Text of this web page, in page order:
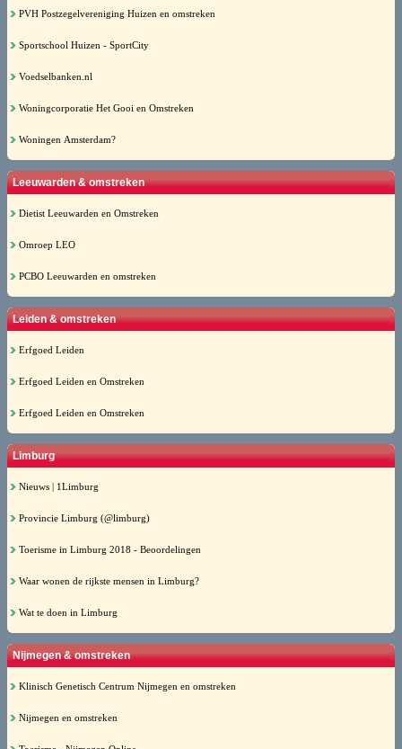
PVH Postzegelvereniging Huizen en omstreken
Sportschool Huizen - SportCity
Voedselbanken.nl
Woningcorporatie Het Gooi en Omstreken
Woningen Amsterdam?
Leeuwarden & omstreken
Dietist Leeuwarden en Omstreken
Omroep LEO
PCBO Leeuwarden en omstreken
Leiden & omstreken
Erfgoed Leiden
Erfgoed Leiden en Omstreken
Erfgoed Leiden en Omstreken
Limburg
Nieuws | 1Limburg
Provincie Limburg (@limburg)
Toerisme in Limburg 2018 - Beoordelingen
Waar wonen de rijkste mensen in Limburg?
Wat te doen in Limburg
Nijmegen & omstreken
Klinisch Genetisch Centrum Nijmegen en omstreken
Nijmegen en omstreken